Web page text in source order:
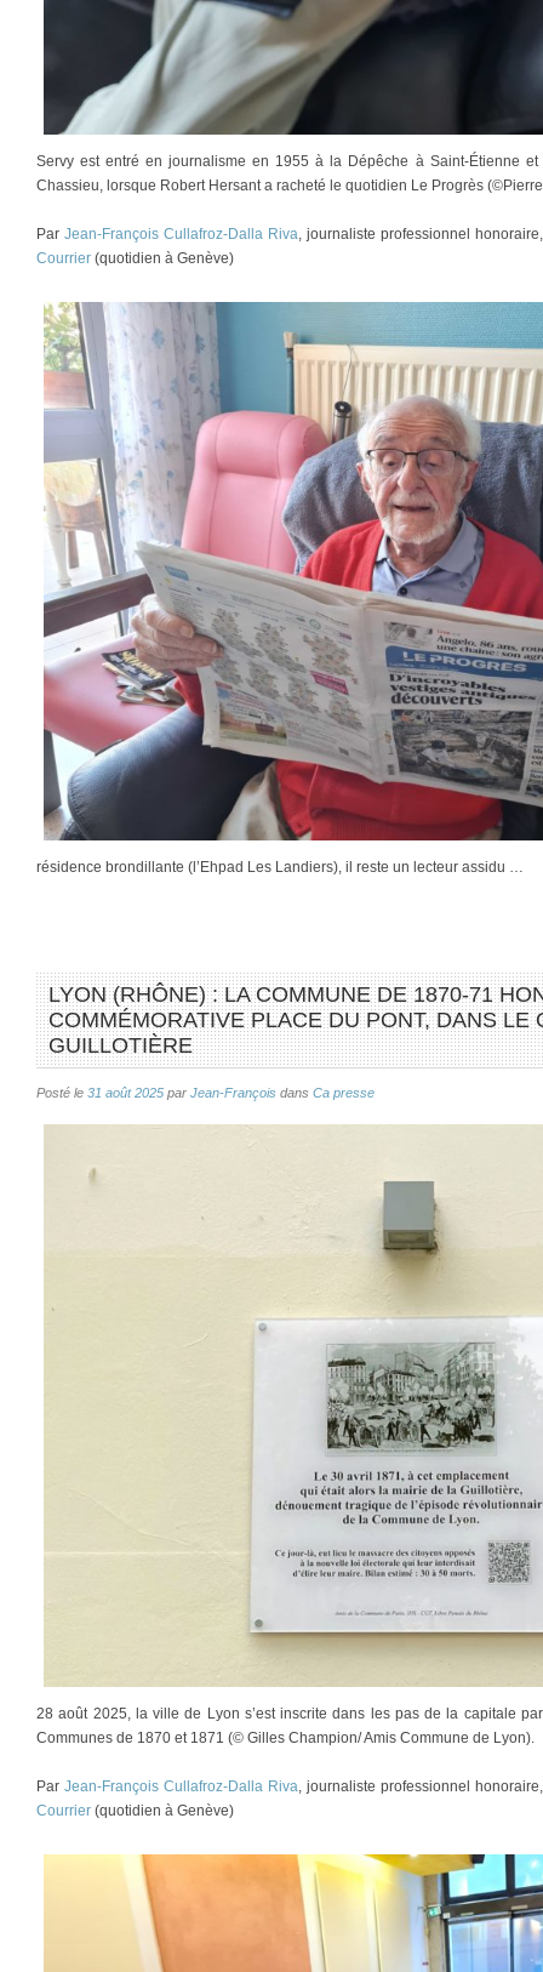
Servy est entré en journalisme en 1955 à la Dépêche à Saint-Étienne
Chassieu, lorsque Robert Hersant a racheté le quotidien Le Progrès
Par Jean-François Cullafroz-Dalla Riva, journaliste professionnel
Courrier (quotidien à Genève)
résidence brondillante (l’Ehpad Les Landiers), il reste un lecteur assidu …
LYON (RHÔNE) : LA COMMUNE DE 1870-71
COMMÉMORATIVE PLACE DU PONT, DANS LE
GUILLOTIÈRE
Posté le 31 août 2025 par Jean-François dans Ca presse
28 août 2025, la ville de Lyon s’est inscrite dans les pas de la capitale
Communes de 1870 et 1871 (© Gilles Champion/ Amis Commune de Lyon).
Par Jean-François Cullafroz-Dalla Riva, journaliste professionnel
Courrier (quotidien à Genève)